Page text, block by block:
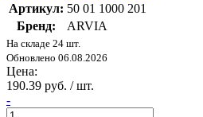
Артикул: 50 01 1000 201
Бренд:
ARVIA
На складе 24 шт.
Обновлено 06.08.2026
Цена:
190.39 руб. / шт.
-